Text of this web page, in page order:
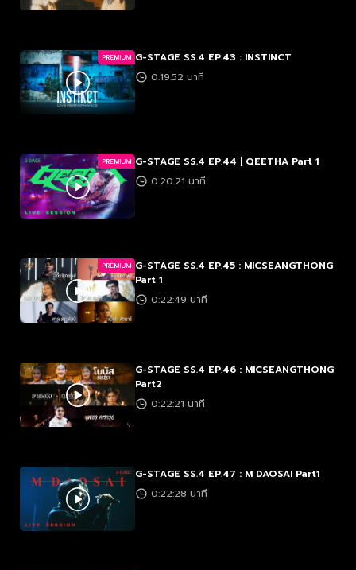
PREMIUM G-STAGE SS.4 EP.43 : INSTINCT
0:19:52 นาที
PREMIUM G-STAGE SS.4 EP.44 | QEETHA Part 1
0:20:21 นาที
PREMIUM G-STAGE SS.4 EP.45 : MICSEANGTHONG
Part 1
0:22:49 นาที
G-STAGE SS.4 EP.46 : MICSEANGTHONG
Part2
0:22:21 นาที
G-STAGE SS.4 EP.47 : M DAOSAI Part1
0:22:28 นาที